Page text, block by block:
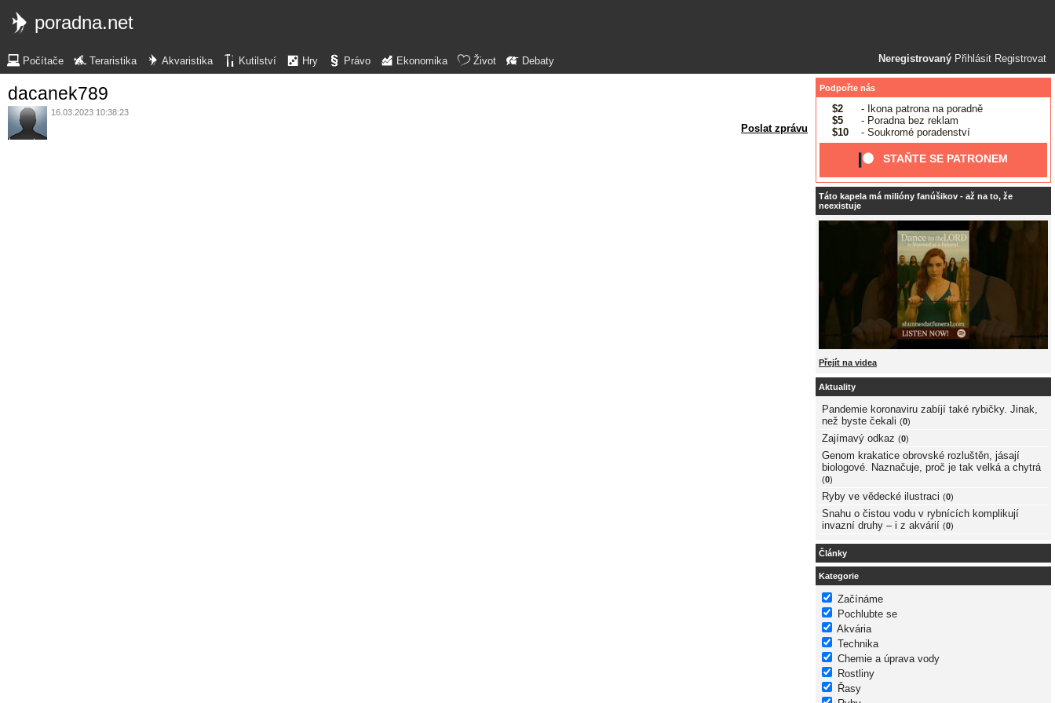
poradna.net
Neregistrovaný Přihlásit Registrovat
Počítače Teraristika Akvaristika Kutilství Hry Právo Ekonomika Život Debaty
dacanek789
16.03.2023 10:38:23
Poslat zprávu
Podpořte nás
$2
- Ikona patrona na poradně
$5
- Poradna bez reklam
$10
- Soukromé poradenství
STAŇTE SE PATRONEM
Táto kapela má milióny fanúšikov - až na to, že
neexistuje
Přejít na videa
Aktuality
Pandemie koronaviru zabíjí také rybičky. Jinak,
než byste čekali (0)
Zajímavý odkaz (0)
Genom krakatice obrovské rozluštěn, jásají
biologové. Naznačuje, proč je tak velká a chytrá
(0)
Ryby ve vědecké ilustraci (0)
Snahu o čistou vodu v rybnících komplikují
invazní druhy – i z akvárií (0)
Články
Kategorie
Začínáme
Pochlubte se
Akvária
Technika
Chemie a úprava vody
Rostliny
Řasy